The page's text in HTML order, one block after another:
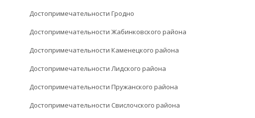
Достопримечательности Гродно
Достопримечательности Жабинковского района
Достопримечательности Каменецкого района
Достопримечательности Лидского района
Достопримечательности Пружанского района
Достопримечательности Свислочского района